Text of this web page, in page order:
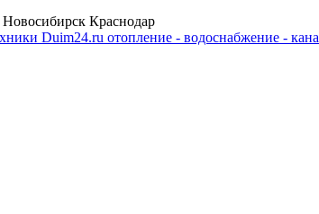
Новосибирск Краснодар
отопление - водоснабжение -